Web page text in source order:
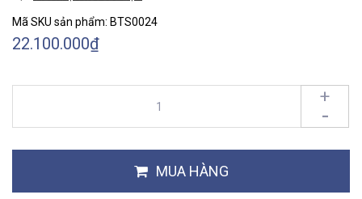
Mã SKU sản phẩm: BTS0024
22.100.000₫
+
-
MUA HÀNG